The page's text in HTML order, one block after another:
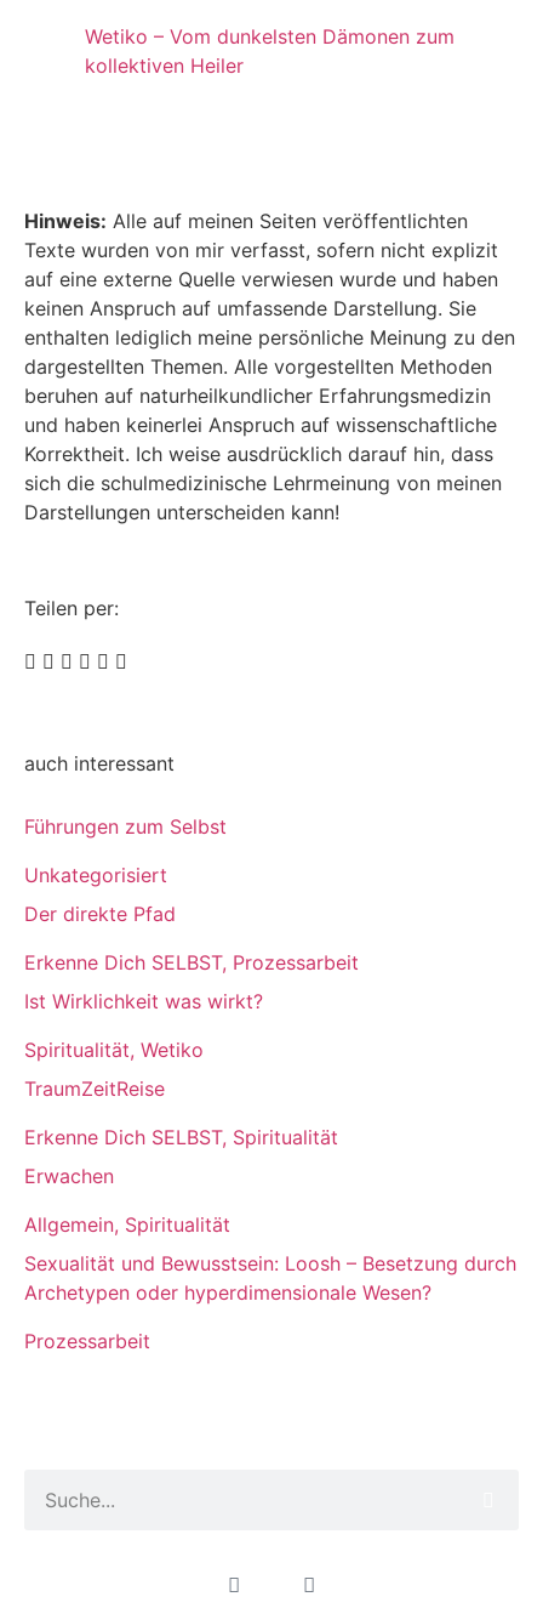
Wetiko – Vom dunkelsten Dämonen zum
kollektiven Heiler
Hinweis: Alle auf meinen Seiten veröffentlichten
Texte wurden von mir verfasst, sofern nicht explizit
auf eine externe Quelle verwiesen wurde und haben
keinen Anspruch auf umfassende Darstellung. Sie
enthalten lediglich meine persönliche Meinung zu den
dargestellten Themen. Alle vorgestellten Methoden
beruhen auf naturheilkundlicher Erfahrungsmedizin
und haben keinerlei Anspruch auf wissenschaftliche
Korrektheit. Ich weise ausdrücklich darauf hin, dass
sich die schulmedizinische Lehrmeinung von meinen
Darstellungen unterscheiden kann!
Teilen per:
auch interessant
Führungen zum Selbst
Unkategorisiert
Der direkte Pfad
Erkenne Dich SELBST, Prozessarbeit
Ist Wirklichkeit was wirkt?
Spiritualität, Wetiko
TraumZeitReise
Erkenne Dich SELBST, Spiritualität
Erwachen
Allgemein, Spiritualität
Sexualität und Bewusstsein: Loosh – Besetzung durch
Archetypen oder hyperdimensionale Wesen?
Prozessarbeit